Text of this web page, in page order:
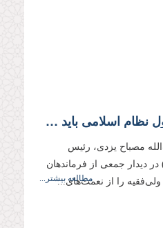
علامه مصباح: مهم‌ترین دغدغه مسئول نظام اسلامی باید کسب رضای الهی و خدمت به خلق خدا باشد
مصباح یزدی، رئیس
دیدار جمعی از فرماندهان
را از نعمت‌های...
مطالعه بیشتر...